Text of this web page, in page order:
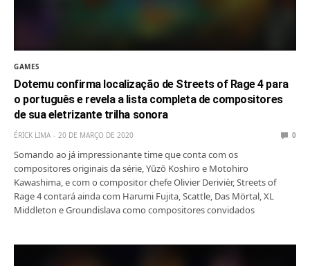
GAMES
Dotemu confirma localização de Streets of Rage 4 para
o português e revela a lista completa de compositores
de sua eletrizante trilha sonora
ÉRICK LIMA 20 DE MARÇO DE 2020 0
Somando ao já impressionante time que conta com os
compositores originais da série, Yūzō Koshiro e Motohiro
Kawashima, e com o compositor chefe Olivier Derivièr, Streets of
Rage 4 contará ainda com Harumi Fujita, Scattle, Das Mörtal, XL
Middleton e Groundislava como compositores convidados